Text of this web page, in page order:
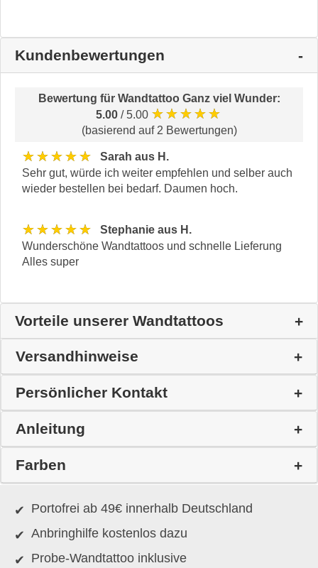
Kundenbewertungen
Bewertung für Wandtattoo Ganz viel Wunder:
5.00 / 5.00 ★★★★★
(basierend auf 2 Bewertungen)
★★★★★
Sarah aus H.
Sehr gut, würde ich weiter empfehlen und selber auch
wieder bestellen bei bedarf. Daumen hoch.
★★★★★
Stephanie aus H.
Wunderschöne Wandtattoos und schnelle Lieferung
Alles super
Vorteile unserer Wandtattoos
Versandhinweise
Persönlicher Kontakt
Anleitung
Farben
Portofrei ab 49€ innerhalb Deutschland
Anbringhilfe kostenlos dazu
Probe-Wandtattoo inklusive